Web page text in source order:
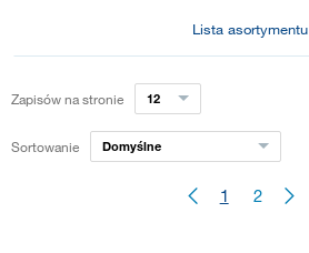
Lista asortymentu
Zapisów na stronie 12
Sortowanie Domyślne
1 2